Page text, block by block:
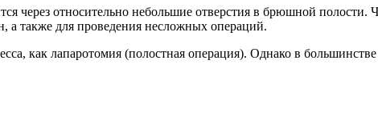
относительно небольшие отверстия в брюшной полости.
а также для проведения несложных операций.
как лапаротомия (полостная операция). Однако в